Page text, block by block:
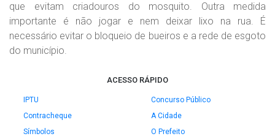
que evitam criadouros do mosquito. Outra medida
importante é não jogar e nem deixar lixo na rua. É
necessário evitar o bloqueio de bueiros e a rede de esgoto
do município.
ACESSO RÁPIDO
IPTU
Concurso Público
Contracheque
A Cidade
Símbolos
O Prefeito